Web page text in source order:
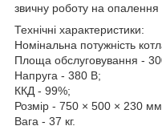
звичну роботу на
Технічні характеристики:
Номінальна потужність
Площа обслуговування -
Напруга - 380 В;
ККД - 99%;
Розмір - 750 × 500 × 230
Вага - 37 кг.